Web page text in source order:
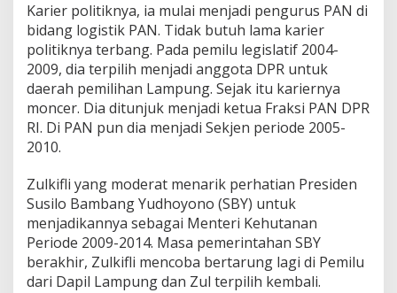
Karier politiknya, ia mulai menjadi pengurus PAN di
bidang logistik PAN. Tidak butuh lama karier
politiknya terbang. Pada pemilu legislatif 2004-
2009, dia terpilih menjadi anggota DPR untuk
daerah pemilihan Lampung. Sejak itu kariernya
moncer. Dia ditunjuk menjadi ketua Fraksi PAN DPR
RI. Di PAN pun dia menjadi Sekjen periode 2005-
2010.
Zulkifli yang moderat menarik perhatian Presiden
Susilo Bambang Yudhoyono (SBY) untuk
menjadikannya sebagai Menteri Kehutanan
Periode 2009-2014. Masa pemerintahan SBY
berakhir, Zulkifli mencoba bertarung lagi di Pemilu
dari Dapil Lampung dan Zul terpilih kembali.